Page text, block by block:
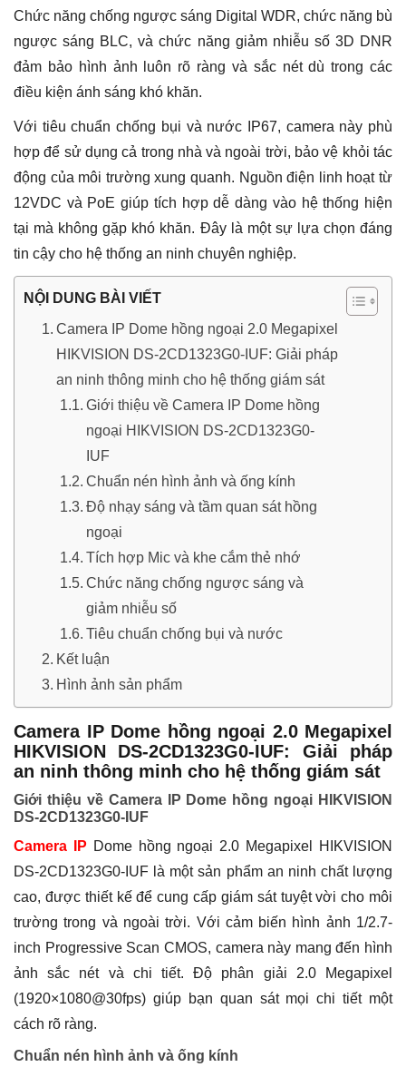
Chức năng chống ngược sáng Digital WDR, chức năng bù
ngược sáng BLC, và chức năng giảm nhiễu số 3D DNR
đảm bảo hình ảnh luôn rõ ràng và sắc nét dù trong các
điều kiện ánh sáng khó khăn.
Với tiêu chuẩn chống bụi và nước IP67, camera này phù
hợp để sử dụng cả trong nhà và ngoài trời, bảo vệ khỏi tác
động của môi trường xung quanh. Nguồn điện linh hoạt từ
12VDC và PoE giúp tích hợp dễ dàng vào hệ thống hiện
tại mà không gặp khó khăn. Đây là một sự lựa chọn đáng
tin cậy cho hệ thống an ninh chuyên nghiệp.
NỘI DUNG BÀI VIẾT
Camera IP Dome hồng ngoại 2.0 Megapixel
HIKVISION DS-2CD1323G0-IUF: Giải pháp
an ninh thông minh cho hệ thống giám sát
Giới thiệu về Camera IP Dome hồng
ngoại HIKVISION DS-2CD1323G0-
IUF
Chuẩn nén hình ảnh và ống kính
Độ nhạy sáng và tầm quan sát hồng
ngoại
Tích hợp Mic và khe cắm thẻ nhớ
Chức năng chống ngược sáng và
giảm nhiễu số
Tiêu chuẩn chống bụi và nước
Kết luận
Hình ảnh sản phẩm
Camera IP Dome hồng ngoại 2.0 Megapixel
HIKVISION DS-2CD1323G0-IUF: Giải pháp
an ninh thông minh cho hệ thống giám sát
Giới thiệu về Camera IP Dome hồng ngoại HIKVISION
DS-2CD1323G0-IUF
Camera IP Dome hồng ngoại 2.0 Megapixel HIKVISION
DS-2CD1323G0-IUF là một sản phẩm an ninh chất lượng
cao, được thiết kế để cung cấp giám sát tuyệt vời cho môi
trường trong và ngoài trời. Với cảm biến hình ảnh 1/2.7-
inch Progressive Scan CMOS, camera này mang đến hình
ảnh sắc nét và chi tiết. Độ phân giải 2.0 Megapixel
(1920×1080@30fps) giúp bạn quan sát mọi chi tiết một
cách rõ ràng.
Chuẩn nén hình ảnh và ống kính